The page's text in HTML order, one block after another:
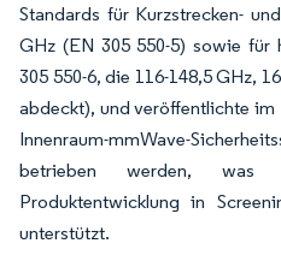
Standards für Kurzstrecken-
GHz (EN 305 550-5) sowie für
305 550-6, die 116-148,5 GHz,
abdeckt), und veröffentlichte im
Innenraum-mmWave-
betrieben werden, was
Produktentwicklung in
unterstützt.